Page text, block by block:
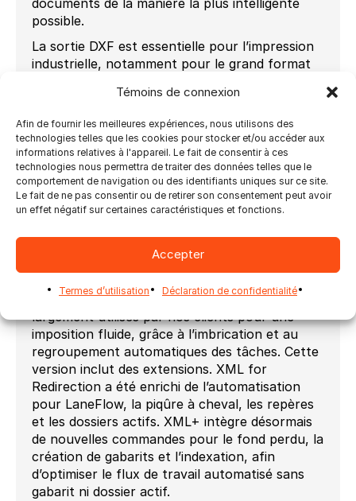
Témoins de connexion
Afin de fournir les meilleures expériences, nous utilisons des
technologies telles que les cookies pour stocker et/ou accéder aux
informations relatives à l'appareil. Le fait de consentir à ces
technologies nous permettra de traiter des données telles que le
comportement de navigation ou des identifiants uniques sur ce site.
Le fait de ne pas consentir ou de retirer son consentement peut avoir
un effet négatif sur certaines caractéristiques et fonctions.
Accepter
Termes d’utilisation Déclaration de confidentialité
documents de la manière la plus intelligente
possible.
La sortie DXF est essentielle pour l’impression
industrielle, notamment pour le grand format
offre désormais des fonctionnalités améliorées
telles que la sortie DXF pour une meilleure
traçabilité et un contrôle précis du niveau de
séparation, l’ajout des noms de fichiers DXF
aux données d’audit pour une traçabilité
complète, la sortie DXF par couche imprimée
pour les PDF multicouches, et la consolidation
pour piloter automatiquement les
périphériques de découpe et préparer
facilement les plaques de découpe.
Les modules XML for Redirection et XML+ sont
largement utilisés par nos clients pour une
imposition fluide, grâce à l’imbrication et au
regroupement automatiques des tâches. Cette
version inclut des extensions. XML for
Redirection a été enrichi de l’automatisation
pour LaneFlow, la piqûre à cheval, les repères
et les dossiers actifs. XML+ intègre désormais
de nouvelles commandes pour le fond perdu, la
création de gabarits et l’indexation, afin
d’optimiser le flux de travail automatisé sans
gabarit ni dossier actif.